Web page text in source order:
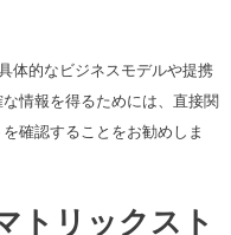
体的なビジネスモデルや提携
情報を得るためには、直接関
確認することをお勧めしま
トリックスト